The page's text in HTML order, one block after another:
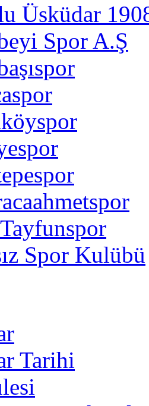
Üsküdar
Spor A.Ş
Spor Kulübü
Tarihi